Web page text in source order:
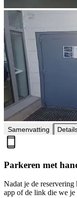
Samenvatting
Parkeren met
Nadat je de
app of de link die we